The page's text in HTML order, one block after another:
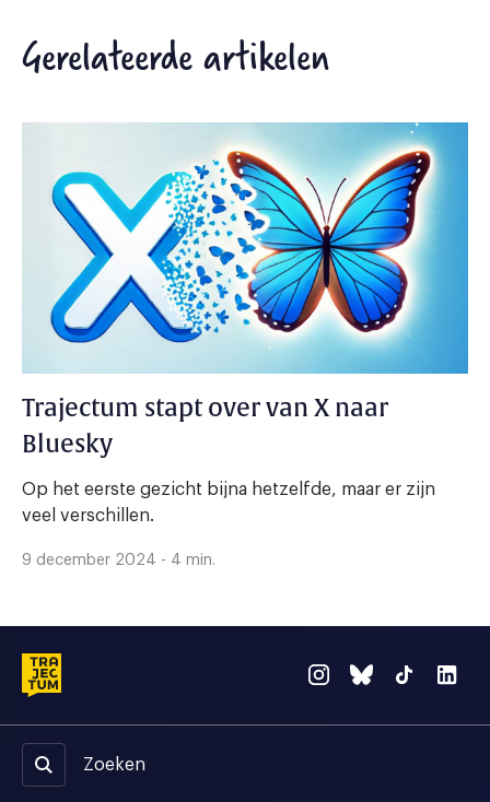
Gerelateerde artikelen
Trajectum stapt over van X naar
Bluesky
Op het eerste gezicht bijna hetzelfde, maar er zijn
veel verschillen.
9 december 2024 - 4 min.
Zoeken